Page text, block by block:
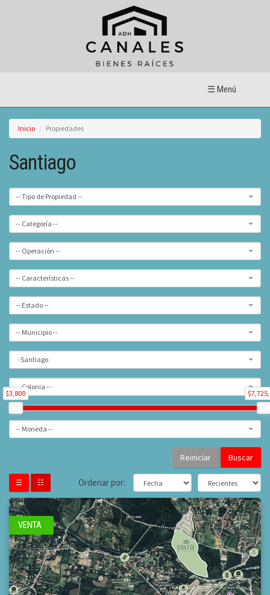
☰ Menú
Inicio Propiedades
Santiago
-- Tipo de Propiedad --
-- Categoría --
-- Operación --
-- Características --
-- Estado --
-- Municipio --
-Santiago
-- Colonia --
$3,800
-- Moneda --
Buscar
☰ ☷ Ordenar por:
VENTA